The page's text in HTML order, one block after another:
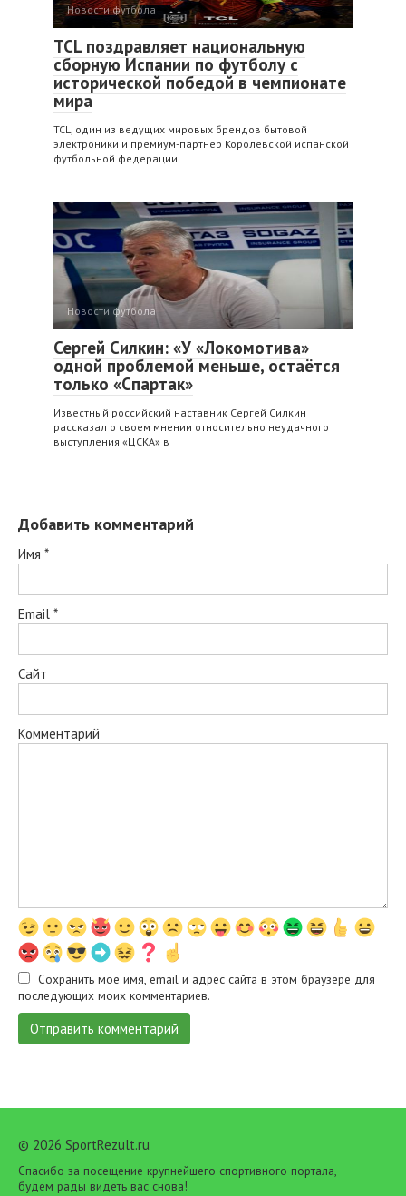
Новости футбола
TCL поздравляет национальную
сборную Испании по футболу с
исторической победой в чемпионате
мира
TCL, один из ведущих мировых брендов бытовой
электроники и премиум-партнер Королевской испанской
футбольной федерации
Новости футбола
Сергей Силкин: «У «Локомотива»
одной проблемой меньше, остаётся
только «Спартак»
Известный российский наставник Сергей Силкин
рассказал о своем мнении относительно неудачного
выступления «ЦСКА» в
Добавить комментарий
Имя *
Email *
Сайт
Комментарий
Сохранить моё имя, email и адрес сайта в этом браузере для
последующих моих комментариев.
© 2026 SportRezult.ru
Спасибо за посещение крупнейшего спортивного портала,
будем рады видеть вас снова!